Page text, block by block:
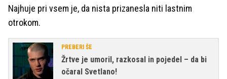
Najhuje pri vsem je, da nista prizanesla niti lastnim
otrokom.
PREBERI ŠE
Žrtve je umoril, razkosal in pojedel – da bi
očaral Svetlano!